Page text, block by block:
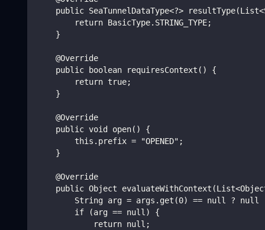
public SeaTunnelDataType<?>
        return BasicType.STRING_TYPE;
    }
    @Override
    public boolean requiresContext() {
        return true;
    }
    @Override
    public void open() {
        this.prefix = "OPENED";
    }
    @Override
public Object
String arg = args.get(0) == null ? null
        if (arg == null) {
            return null;